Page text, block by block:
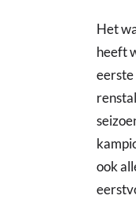
Het
heeft
ook